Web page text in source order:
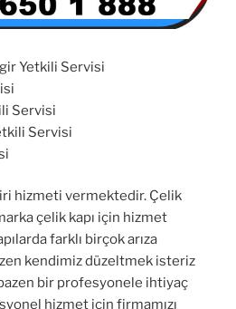
Yetkili Servisi
Servisi
Servisi
hizmeti vermektedir. Çelik
çelik kapı için hizmet
farklı birçok arıza
kendimiz düzeltmek isteriz
bir profesyonele ihtiyaç
hizmet için firmamızı